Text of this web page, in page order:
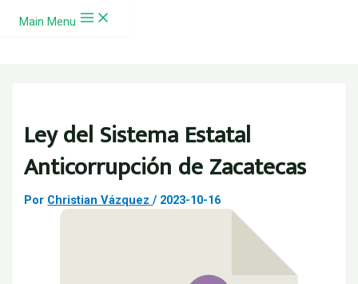
Ir al contenido
Main Menu
Ley del Sistema Estatal
Anticorrupción de Zacatecas
Por Christian Vázquez/ 2023-10-16